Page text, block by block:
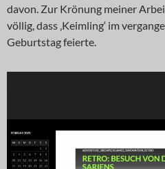
davon. Zur Krönung meiner
völlig, dass ‚Keimling‘ im
Geburtstag feierte.